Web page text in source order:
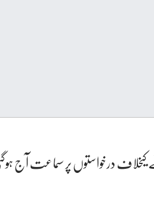
کیخلاف درخواستوں پر سماعت آج